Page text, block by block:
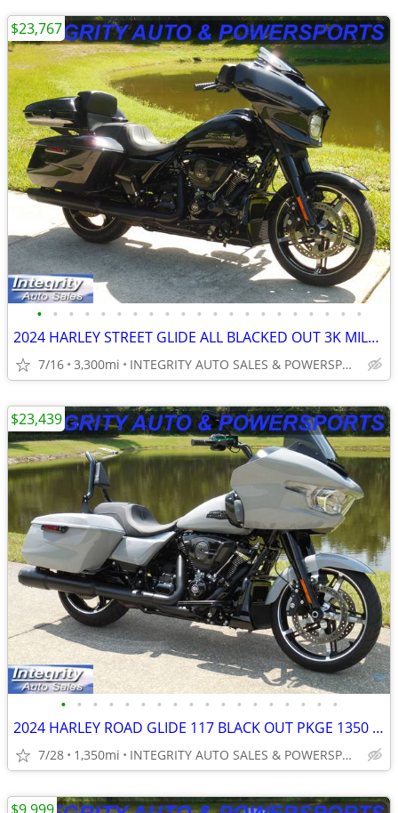
• • • • • • • • • • • • • • • • • • • • •
2024 HARLEY STREET GLIDE ALL BLACKED OUT 3K MILES FLAWLESS NO BS FEES!
7/16 3,300mi INTEGRITY AUTO SALES & POWERSPORTS
$23,767
• • • • • • • • • • • • • • • • • •
2024 HARLEY ROAD GLIDE 117 BLACK OUT PKGE 1350 MILES NO BS FEES HERE!!
7/28 1,350mi INTEGRITY AUTO SALES & POWERSPORTS
$23,439